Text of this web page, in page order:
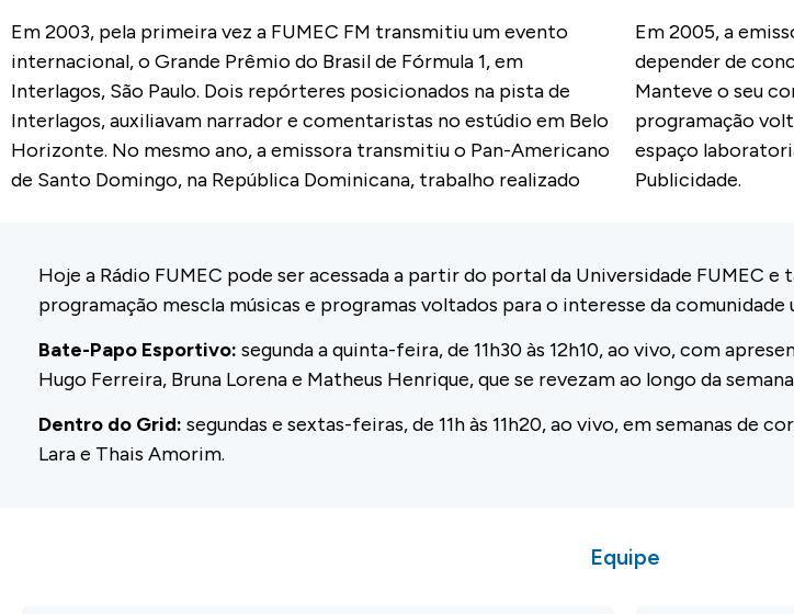
Em 2003, pela primeira vez a FUMEC FM transmitiu um evento
internacional, o Grande Prêmio do Brasil de Fórmula 1, em
Interlagos, São Paulo. Dois repórteres posicionados na pista de
Interlagos, auxiliavam narrador e comentaristas no estúdio em Belo
Horizonte. No mesmo ano, a emissora transmitiu o Pan-Americano
de Santo Domingo, na República Dominicana, trabalho realizado
Em 2005, a
depender de
Manteve o seu
programação
espaço
Publicidade.
Hoje a Rádio FUMEC pode ser acessada a partir do portal da Universidade FUMEC
programação mescla músicas e programas voltados para o interesse da
Bate-Papo Esportivo: segunda a quinta-feira, de 11h30 às 12h10, ao vivo, com
Hugo Ferreira, Bruna Lorena e Matheus Henrique, que se revezam ao longo da
Dentro do Grid: segundas e sextas-feiras, de 11h às 11h20, ao vivo, em semanas de
Lara e Thais Amorim.
Equipe